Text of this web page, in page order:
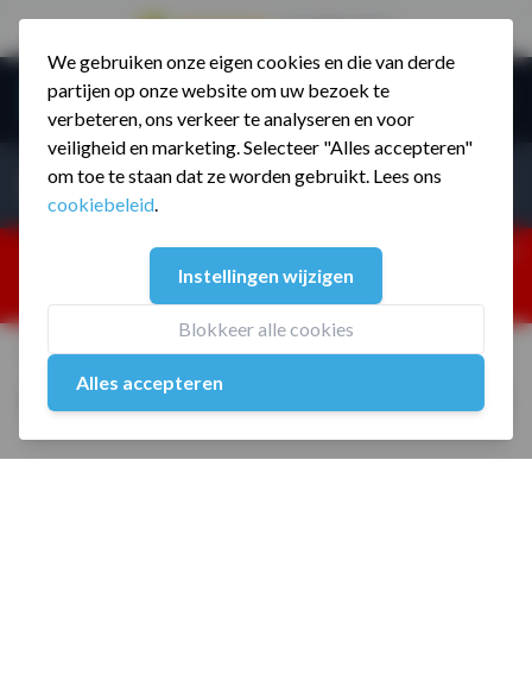
We gebruiken onze eigen cookies en die van derde
partijen op onze website om uw bezoek te
verbeteren, ons verkeer te analyseren en voor
veiligheid en marketing. Selecteer "Alles accepteren"
om toe te staan dat ze worden gebruikt. Lees ons
cookiebeleid.
Instellingen wijzigen
Blokkeer alle cookies
Alles accepteren
Ga naar de inhoud
Menu
Producten zoeken...
25% korting ivm vakantiesluiting. Gebruik code:
ZOMERMP. muv vloeren, fitnesstoestellen, boksartikelen,
zakelijk en dealer inlog. Verzending vanaf 19 aug.
Home / Olympische Triceps Trainer MP823
Olympische Triceps Trainer MP823